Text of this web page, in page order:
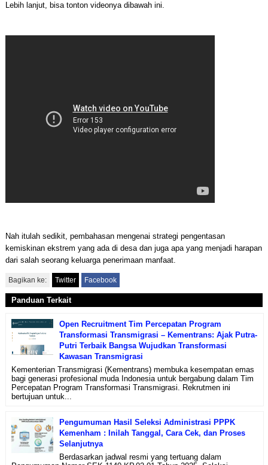
Lebih lanjut, bisa tonton videonya dibawah ini.
Nah itulah sedikit, pembahasan mengenai strategi pengentasan
kemiskinan ekstrem yang ada di desa dan juga apa yang menjadi harapan
dari salah seorang keluarga penerimaan manfaat.
Bagikan ke: Twitter Facebook
Panduan Terkait
Open Recruitment Tim Percepatan Program
Transformasi Transmigrasi – Kementrans: Ajak Putra-
Putri Terbaik Bangsa Wujudkan Transformasi
Kawasan Transmigrasi
Kementerian Transmigrasi (Kementrans) membuka kesempatan emas
bagi generasi profesional muda Indonesia untuk bergabung dalam Tim
Percepatan Program Transformasi Transmigrasi. Rekrutmen ini
bertujuan untuk...
Pengumuman Hasil Seleksi Administrasi PPPK
Kemenham : Inilah Tanggal, Cara Cek, dan Proses
Selanjutnya
Berdasarkan jadwal resmi yang tertuang dalam